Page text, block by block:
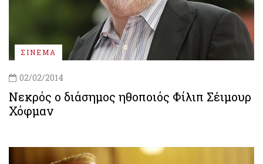
ΣΙΝΕΜΑ
02/02/2014
Νεκρός ο διάσημος ηθοποιός Φίλιπ Σέιμουρ
Χόφμαν